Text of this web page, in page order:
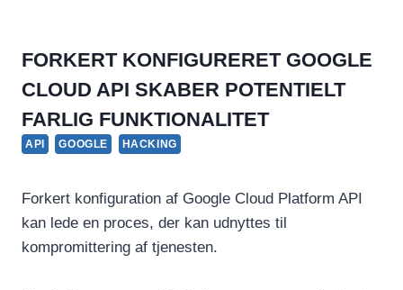
FORKERT KONFIGURERET GOOGLE
CLOUD API SKABER POTENTIELT
FARLIG FUNKTIONALITET
API GOOGLE HACKING
Forkert konfiguration af Google Cloud Platform API
kan lede en proces, der kan udnyttes til
kompromittering af tjenesten.